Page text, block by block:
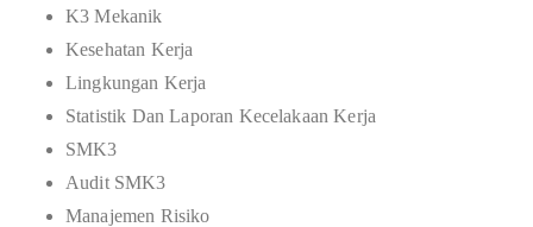
K3 Mekanik
Kesehatan Kerja
Lingkungan Kerja
Statistik Dan Laporan Kecelakaan Kerja
SMK3
Audit SMK3
Manajemen Risiko